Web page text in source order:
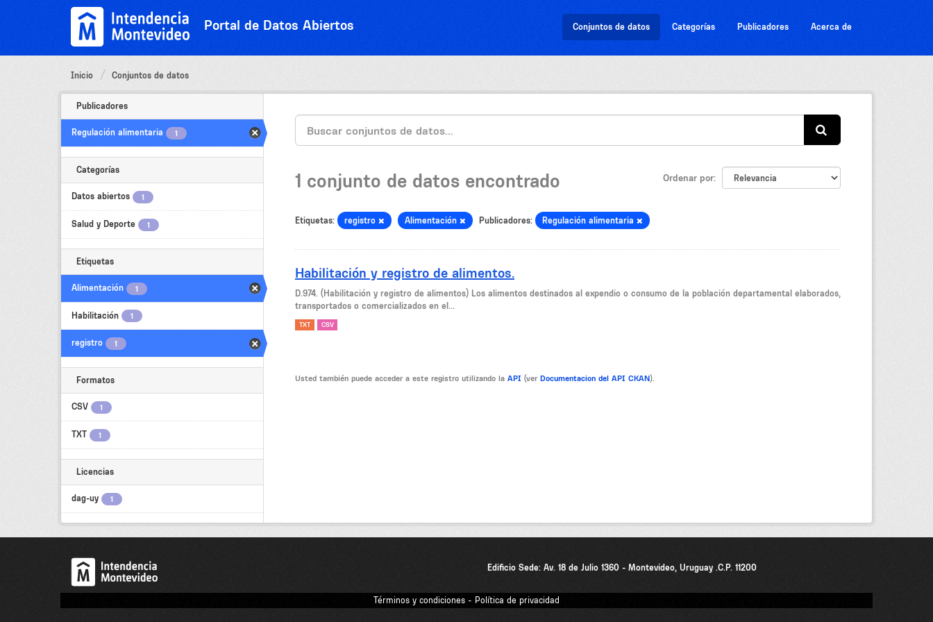
Portal de Datos Abiertos Conjuntos de datos Categorías Publicadores Acerca de
Inicio Conjuntos de datos
Publicadores
Regulación alimentaria 1
Categorías
Datos abiertos 1
Salud y Deporte 1
Etiquetas
Alimentación 1
Habilitación 1
registro 1
Formatos
CSV 1
TXT 1
Licencias
dag-uy 1
Ordenar por
1 conjunto de datos encontrado
Etiquetas: registro Alimentación Publicadores: Regulación alimentaria
Habilitación y registro de alimentos.
D.974. (Habilitación y registro de alimentos) Los alimentos destinados al expendio o consumo de la población departamental elaborados,
transportados o comercializados en el...
TXT CSV
Usted también puede acceder a este registro utilizando la API (ver Documentacion del API CKAN).
Edificio Sede: Av. 18 de Julio 1360 - Montevideo, Uruguay .C.P. 11200
Términos y condiciones - Política de privacidad